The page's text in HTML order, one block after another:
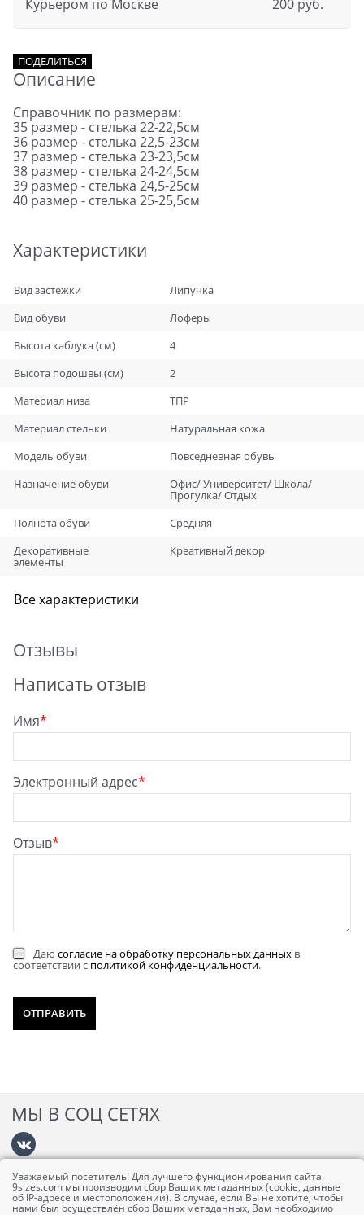
Курьером по Москве
200 руб.
ПОДЕЛИТЬСЯ
Описание
Справочник по размерам:
35 размер - стелька 22-22,5см
36 размер - стелька 22,5-23см
37 размер - стелька 23-23,5см
38 размер - стелька 24-24,5см
39 размер - стелька 24,5-25см
40 размер - стелька 25-25,5см
Характеристики
Вид застежки
Липучка
Вид обуви
Лоферы
Высота каблука (см)
4
Высота подошвы (см)
2
Материал низа
ТПР
Материал стельки
Натуральная кожа
Модель обуви
Повседневная обувь
Назначение обуви
Офис/ Университет/ Школа/
Прогулка/ Отдых
Полнота обуви
Средняя
Декоративные
элементы
Креативный декор
Все характеристики
Отзывы
Написать отзыв
Имя
Электронный адрес
Отзыв
Даю согласие на обработку персональных данных в
соответствии с политикой конфиденциальности.
МЫ В СОЦ СЕТЯХ
Информация
Уважаемый посетитель! Для лучшего функционирования сайта
9sizes.com мы производим сбор Ваших метаданных (cookie, данные
об IP-адресе и местоположении). В случае, если Вы не хотите, чтобы
нами был осуществлён сбор Ваших метаданных, Вам необходимо